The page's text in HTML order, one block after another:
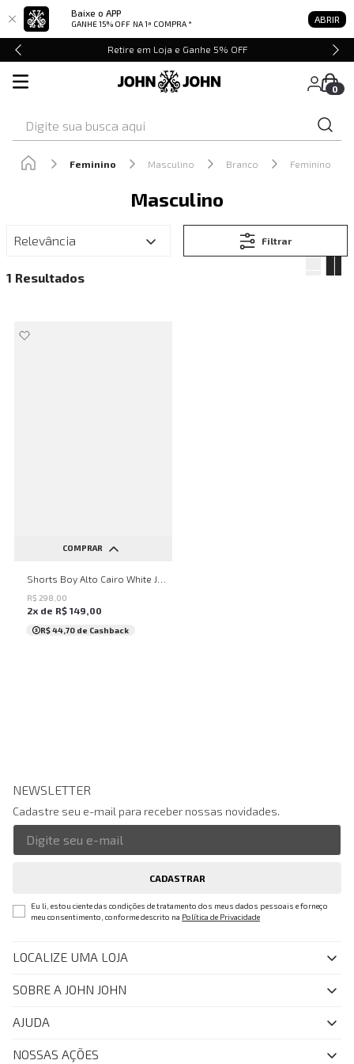
Baixe o APP
GANHE 15% OFF NA 1ª COMPRA * ABRIR
Retire em Loja e Ganhe 5% OFF
0
Feminino Masculino Branco Feminino
Masculino
Relevância Filtrar
1
COMPRAR
32 34 36 38
40
42
...
R$ 298 00
2x de R$ 149 00
R$ 44,70 de Cashback
NEWSLETTER
Cadastre seu e-mail para receber nossas novidades.
CADASTRAR
Eu li, estou ciente das condições de tratamento dos meus dados pessoais e forneço
meu consentimento, conforme descrito na Política de Privacidade
LOCALIZE UMA LOJA
SOBRE A JOHN JOHN
Quem Somos
AJUDA
FAQ
NOSSAS AÇÕES